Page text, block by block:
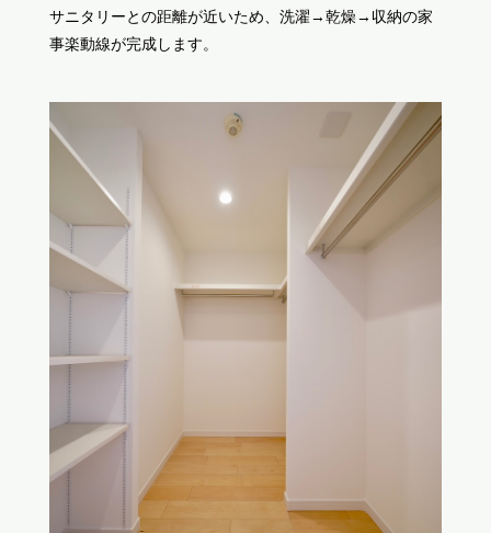
サニタリーとの距離が近いため、洗濯→乾燥→収納の家
事楽動線が完成します。